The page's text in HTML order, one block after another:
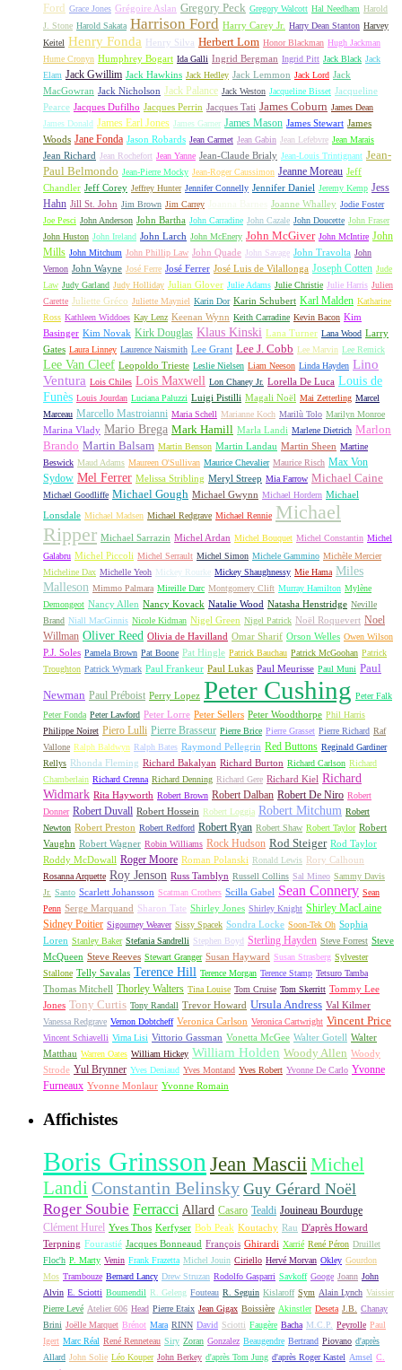
Ford
Grace Jones Grégoire Aslan Gregory Peck Gregory Walcott Hal Needham Harold
J. Stone Harold Sakata Harrison Ford Harry Carey Jr. Harry Dean Stanton Harvey
Keitel Henry Fonda Henry Silva Herbert Lom Honor Blackman Hugh Jackman
Hume Cronyn Humphrey Bogart Ida Galli Ingrid Bergman Ingrid Pitt Jack Black Jack
Elam Jack Gwillim Jack Hawkins Jack Hedley Jack Lemmon Jack Lord Jack
MacGowran Jack Nicholson Jack Palance Jack Weston Jacqueline Bisset Jacqueline
Pearce Jacques Dufilho Jacques Perrin Jacques Tati James Coburn James Dean
James Donald James Earl Jones James Garner James Mason James Stewart James
Woods Jane Fonda Jason Robards Jean Carmet Jean Gabin Jean Lefebvre Jean Marais
Jean Richard Jean Rochefort Jean Yanne Jean-Claude Brialy Jean-Louis Trintignant Jean-
Paul Belmondo Jean-Pierre Mocky Jean-Roger Caussimon Jeanne Moreau Jeff
Chandler Jeff Corey Jeffrey Hunter Jennifer Connelly Jennifer Daniel Jeremy Kemp Jess
Hahn Jill St. John Jim Brown Jim Carrey Joanne Whalley Jodie Foster
Joe Pesci John Anderson John Bartha John Carradine John Cazale John Doucette John Fraser
John Huston John Ireland John Larch John McEnery John McGiver John McIntire John
Mills John Mitchum John Phillip Law John Quade John Savage John Travolta John
Vernon John Wayne José Ferre José Ferrer José Luis de Vilallonga Joseph Cotten Jude
Law Judy Garland Judy Holliday Julian Glover Julie Adams Julie Christie Julie Harris Julien
Carette Juliette Gréco Juliette Mayniel Karin Dor Karin Schubert Karl Malden Katharine
Ross Kathleen Widdoes Kay Lenz Keenan Wynn Keith Carradine Kevin Bacon Kim
Basinger Kim Novak Kirk Douglas Klaus Kinski Lana Turner Lana Wood Larry
Gates Laura Linney Laurence Naismith Lee Grant Lee J. Cobb Lee Marvin Lee Remick
Lee Van Cleef Leopoldo Trieste Leslie Nielsen Liam Neeson Linda Hayden Lino
Ventura Lois Chiles Lois Maxwell Lon Chaney Jr. Lorella De Luca Louis de
Funès Louis Jourdan Luciana Paluzzi Luigi Pistilli Magali Noël Mai Zetterling Marcel
Marceau Marcello Mastroianni Maria Schell Marianne Koch Marilù Tolo Marilyn Monroe
Marina Vlady Mario Brega Mark Hamill Marla Landi Marlene Dietrich Marlon
Brando Martin Balsam Martin Benson Martin Landau Martin Sheen Martine
Beswick Maud Adams Maureen O'Sullivan Maurice Chevalier Maurice Risch Max Von
Sydow Mel Ferrer Melissa Stribling Meryl Streep Mia Farrow Michael Caine
Michael Goodliffe Michael Gough Michael Gwynn Michael Hordern Michael
Lonsdale Michael Madsen Michael Redgrave Michael Rennie Michael
Ripper Michael Sarrazin Michel Ardan Michel Bouquet Michel Constantin Michel
Galabru Michel Piccoli Michel Serrault Michel Simon Michele Gammino Michèle Mercier
Micheline Dax Michelle Yeoh Mickey Rourke Mickey Shaughnessy Mie Hama Miles
Malleson Mimmo Palmara Mireille Darc Montgomery Clift Murray Hamilton Mylène
Demongeot Nancy Allen Nancy Kovack Natalie Wood Natasha Henstridge Neville
Brand Niall MacGinnis Nicole Kidman Nigel Green Nigel Patrick Noël Roquevert Noel
Willman Oliver Reed Olivia de Havilland Omar Sharif Orson Welles Owen Wilson
P.J. Soles Pamela Brown Pat Boone Pat Hingle Patrick Bauchau Patrick McGoohan Patrick
Troughton Patrick Wymark Paul Frankeur Paul Lukas Paul Meurisse Paul Muni Paul
Newman Paul Préboist Perry Lopez Peter Cushing Peter Falk
Peter Fonda Peter Lawford Peter Lorre Peter Sellers Peter Woodthorpe Phil Harris
Philippe Noiret Piero Lulli Pierre Brasseur Pierre Brice Pierre Grasset Pierre Richard Raf
Vallone Ralph Baldwyn Ralph Bates Raymond Pellegrin Red Buttons Reginald Gardiner
Rellys Rhonda Fleming Richard Bakalyan Richard Burton Richard Carlson Richard
Chamberlain Richard Crenna Richard Denning Richard Gere Richard Kiel Richard
Widmark Rita Hayworth Robert Brown Robert Dalban Robert De Niro Robert
Donner Robert Duvall Robert Hossein Robert Loggia Robert Mitchum Robert
Newton Robert Preston Robert Redford Robert Ryan Robert Shaw Robert Taylor Robert
Vaughn Robert Wagner Robin Williams Rock Hudson Rod Steiger Rod Taylor
Roddy McDowall Roger Moore Roman Polanski Ronald Lewis Rory Calhoun
Rosanna Arquette Roy Jenson Russ Tamblyn Russell Collins Sal Mineo Sammy Davis
Jr. Santo Scarlett Johansson Scatman Crothers Scilla Gabel Sean Connery Sean
Penn Serge Marquand Sharon Tate Shirley Jones Shirley Knight Shirley MacLaine
Sidney Poitier Sigourney Weaver Sissy Spacek Sondra Locke Soon-Tek Oh Sophia
Loren Stanley Baker Stefania Sandrelli Stephen Boyd Sterling Hayden Steve Forrest Steve
McQueen Steve Reeves Stewart Granger Susan Hayward Susan Strasberg Sylvester
Stallone Telly Savalas Terence Hill Terence Morgan Terence Stamp Tetsuro Tamba
Thomas Mitchell Thorley Walters Tina Louise Tom Cruise Tom Skerritt Tommy Lee
Jones Tony Curtis Tony Randall Trevor Howard Ursula Andress Val Kilmer
Vanessa Redgrave Vernon Dobtcheff Veronica Carlson Veronica Cartwright Vincent Price
Vincent Schiavelli Virna Lisi Vittorio Gassman Vonetta McGee Walter Gotell Walter
Matthau Warren Oates William Hickey William Holden Woody Allen Woody
Strode Yul Brynner Yves Deniaud Yves Montand Yves Robert Yvonne De Carlo Yvonne
Furneaux Yvonne Monlaur Yvonne Romain
Affichistes
Boris Grinsson Jean Mascii Michel
Landi Constantin Belinsky Guy Gérard Noël
Roger Soubie Ferracci Allard Casaro Tealdi Jouineau Bourduge
Clément Hurel Yves Thos Kerfyser Bob Peak Koutachy Rau D'après Howard
Terpning Fourastié Jacques Bonneaud François Ghirardi Xarrié René Péron Druillet
Floc'h P. Marty Venin Frank Frazetta Michel Jouin Ciriello Hervé Morvan Okley Gourdon
Mos Trambouze Bernard Lancy Drew Struzan Rodolfo Gasparri Savkoff Googe Joann John
Alvin E. Sciotti Boumendil R. Geleng Fouteau R. Seguin Kislaroff Sym Alain Lynch Vaissier
Pierre Levé Atelier 606 Head Pierre Etaix Jean Gigax Boissière Akinstler Deseta J.B.
Chanay
Brini Joëlle Marquet Brénot Mara RINN David Sciotti Faugère Bacha M.C.P. Peyrolle Paul
Igert Marc Réal René Renneteau Siry Zoran Gonzalez Beaugendre Bertrand Piovano d'après
Allard John Solie Léo Kouper John Berkey d'après Tom Jung d'après Roger Kastel Amsel C.